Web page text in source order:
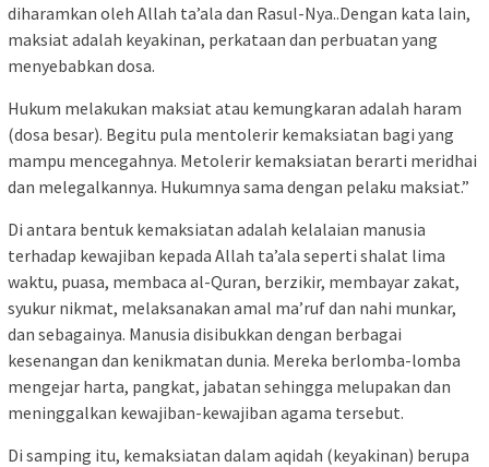
diharamkan oleh Allah ta’ala dan Rasul-Nya..Dengan kata lain,
maksiat adalah keyakinan, perkataan dan perbuatan yang
menyebabkan dosa.
Hukum melakukan maksiat atau kemungkaran adalah haram
(dosa besar). Begitu pula mentolerir kemaksiatan bagi yang
mampu mencegahnya. Metolerir kemaksiatan berarti meridhai
dan melegalkannya. Hukumnya sama dengan pelaku maksiat.”
Di antara bentuk kemaksiatan adalah kelalaian manusia
terhadap kewajiban kepada Allah ta’ala seperti shalat lima
waktu, puasa, membaca al-Quran, berzikir, membayar zakat,
syukur nikmat, melaksanakan amal ma’ruf dan nahi munkar,
dan sebagainya. Manusia disibukkan dengan berbagai
kesenangan dan kenikmatan dunia. Mereka berlomba-lomba
mengejar harta, pangkat, jabatan sehingga melupakan dan
meninggalkan kewajiban-kewajiban agama tersebut.
Di samping itu, kemaksiatan dalam aqidah (keyakinan) berupa